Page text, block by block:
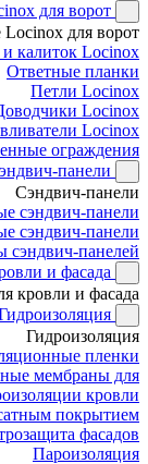
для ворот
для ворот
калиток Locinox
Ответные планки
Петли Locinox
Locinox
Locinox
ограждения
панели
Сэндвич-панели
сэндвич-панели
сэндвич-панели
сэндвич-панелей
и фасада
кровли и фасада
Гидроизоляция
пленки
мембраны для
кровли
покрытием
фасадов
Пароизоляция